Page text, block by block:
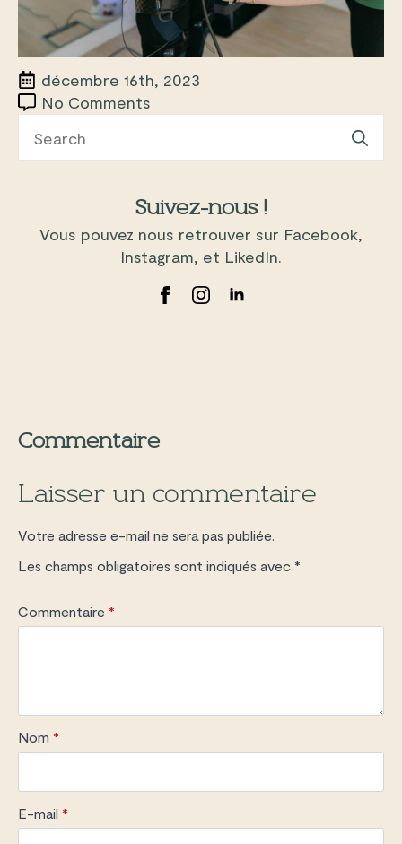
décembre 16th, 2023
No Comments
Suivez-nous !
Vous pouvez nous retrouver sur Facebook,
Instagram, et LikedIn.
Commentaire
Laisser un commentaire
Votre adresse e-mail ne sera pas publiée.
Les champs obligatoires sont indiqués avec *
Commentaire *
Nom *
E-mail *